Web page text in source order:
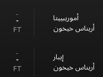
--
FT
أموريبييتا
أريناس خيخون
--
FT
إيبار
أريناس خيخون